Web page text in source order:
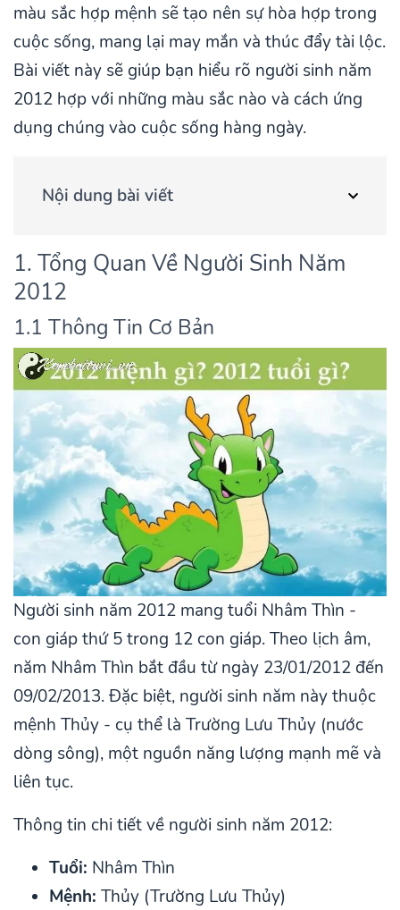
màu sắc hợp mệnh sẽ tạo nên sự hòa hợp trong
cuộc sống, mang lại may mắn và thúc đẩy tài lộc.
Bài viết này sẽ giúp bạn hiểu rõ người sinh năm
2012 hợp với những màu sắc nào và cách ứng
dụng chúng vào cuộc sống hàng ngày.
Nội dung bài viết
1. Tổng Quan Về Người Sinh Năm
2012
1.1 Thông Tin Cơ Bản
Người sinh năm 2012 mang tuổi Nhâm Thìn -
con giáp thứ 5 trong 12 con giáp. Theo lịch âm,
năm Nhâm Thìn bắt đầu từ ngày 23/01/2012 đến
09/02/2013. Đặc biệt, người sinh năm này thuộc
mệnh Thủy - cụ thể là Trường Lưu Thủy (nước
dòng sông), một nguồn năng lượng mạnh mẽ và
liên tục.
Thông tin chi tiết về người sinh năm 2012:
Tuổi: Nhâm Thìn
Mệnh: Thủy (Trường Lưu Thủy)